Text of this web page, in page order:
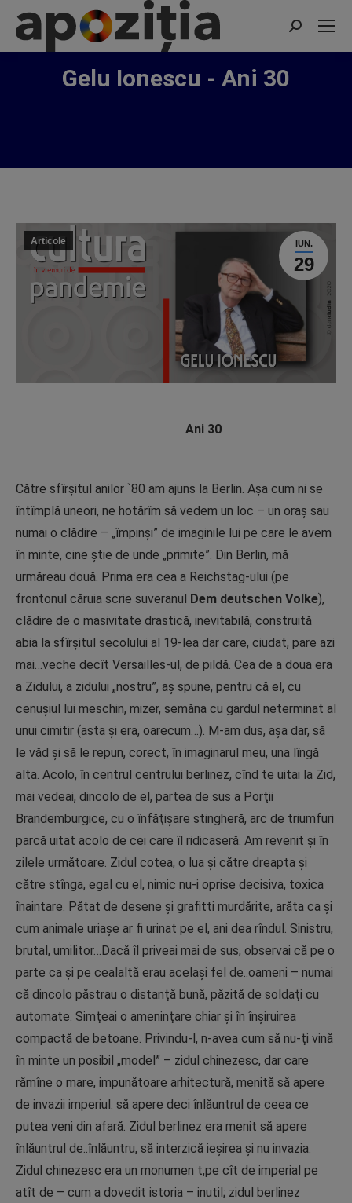
Search:
Gelu Ionescu - Ani 30
IUN.
29
Articole
Ani 30
Către sfîrșitul anilor `80 am ajuns la Berlin. Așa cum ni se
întîmplă uneori, ne hotărîm să vedem un loc – un oraș sau
numai o clădire – „împinși” de imaginile lui pe care le avem
în minte, cine știe de unde „primite”. Din Berlin, mă
urmăreau două. Prima era cea a Reichstag-ului (pe
frontonul căruia scrie suveranul Dem deutschen Volke),
clădire de o masivitate drastică, inevitabilă, construită
abia la sfîrșitul secolului al 19-lea dar care, ciudat, pare azi
mai…veche decît Versailles-ul, de pildă. Cea de a doua era
a Zidului, a zidului „nostru”, aş spune, pentru că el, cu
cenuşiul lui meschin, mizer, semăna cu gardul neterminat al
unui cimitir (asta și era, oarecum…). M-am dus, aşa dar, să
le văd şi să le repun, corect, în imaginarul meu, una lîngă
alta. Acolo, în centrul centrului berlinez, cînd te uitai la Zid,
mai vedeai, dincolo de el, partea de sus a Porţii
Brandemburgice, cu o înfăţişare stingheră, arc de triumfuri
parcă uitat acolo de cei care îl ridicaseră. Am revenit şi în
zilele următoare. Zidul cotea, o lua şi către dreapta şi
către stînga, egal cu el, nimic nu-i oprise decisiva, toxica
înaintare. Pătat de desene şi grafitti murdărite, arăta ca şi
cum animale uriaşe ar fi urinat pe el, ani dea rîndul. Sinistru,
brutal, umilitor…Dacă îl priveai mai de sus, observai că pe o
parte ca şi pe cealaltă erau acelaşi fel de..oameni – numai
că dincolo păstrau o distanţă bună, păzită de soldaţi cu
automate. Simţeai o ameninţare chiar şi în înşiruirea
compactă de betoane. Privindu-l, n-avea cum să nu-ţi vină
în minte un posibil „model” – zidul chinezesc, dar care
rămîne o mare, impunătoare arhitectură, menită să apere
de invazii imperiul: să apere deci înlăuntrul de ceea ce
putea veni din afară. Zidul berlinez era menit să apere
înlăuntrul de..înlăuntru, să interzică ieşirea şi nu invazia.
Zidul chinezesc era un monumen t,pe cît de imperial pe
atît de – cum a dovedit istoria – inutil; zidul berlinez